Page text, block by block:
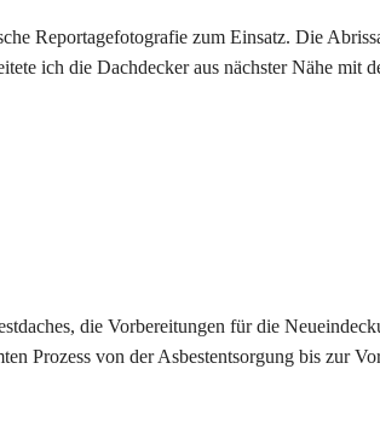
Reportagefotografie zum Einsatz. Die
ich die Dachdecker aus nächster Nähe
die Vorbereitungen für die
Prozess von der Asbestentsorgung bis zur